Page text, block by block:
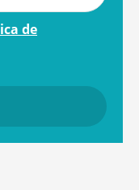
de